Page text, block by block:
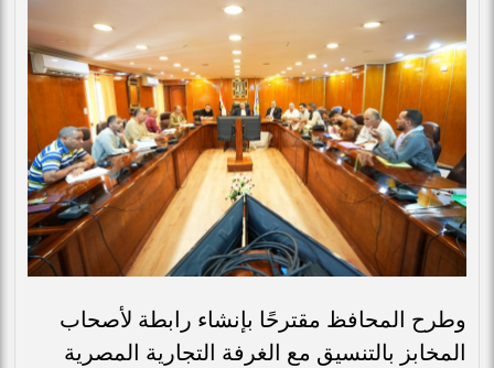
وطرح المحافظ مقترحًا بإنشاء رابطة لأصحاب
المخابز بالتنسيق مع الغرفة التجارية المصرية